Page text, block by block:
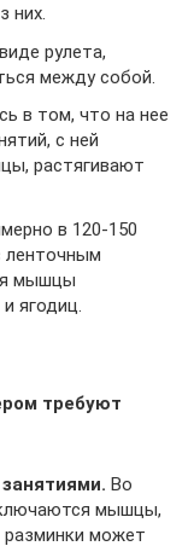
них.
рулета,
между собой.
в том, что на нее
с ней
растягивают
в 120-150
ленточным
мышцы
ягодиц.
требуют
Во
мышцы,
разминки может